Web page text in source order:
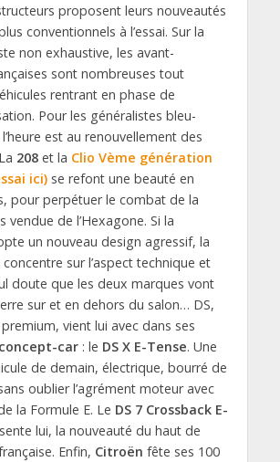
proposent leurs nouveautés
conventionnels à l’essai. Sur la
non exhaustive, les avant-
sont nombreuses tout
rentrant en phase de
Pour les généralistes bleu-
est au renouvellement des
208et la Clio Vème génération
ici)se refont une beauté en
pour perpétuer le combat de la
vendue de l’Hexagone. Si la
un nouveau design agressif, la
sur l’aspect technique et
doute que les deux marques vont
sur et en dehors du salon… DS,
vient lui avec dans ses
concept-car: le DS X E-Tense. Une
de demain, électrique, bourré de
oublier l’agrément moteur avec
la Formule E. Le DS 7 Crossback E-
lui, la nouveauté du haut de
Enfin, Citroën fête ses 100